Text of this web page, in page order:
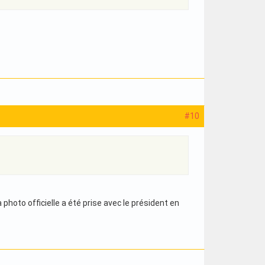
#10
photo officielle a été prise avec le président en